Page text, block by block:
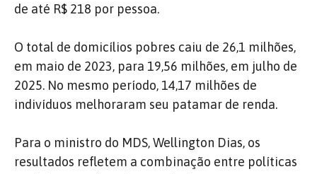
de até R$ 218 por pessoa.
O total de domicílios pobres caiu de 26,1 milhões,
em maio de 2023, para 19,56 milhões, em julho de
2025. No mesmo período, 14,17 milhões de
indivíduos melhoraram seu patamar de renda.
Para o ministro do MDS, Wellington Dias, os
resultados refletem a combinação entre políticas